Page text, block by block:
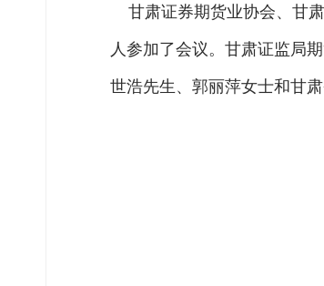
甘肃证券期货业协会、甘肃
人参加了会议。甘肃证监局
世浩先生、郭丽萍女士和甘